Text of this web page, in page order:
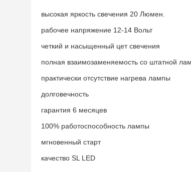
высокая яркость свечения 20 Люмен.
рабочее напряжение 12-14 Вольт
четкий и насыщенный цет свечения
полная взаимозаменяемость со штатной
практически отсутствие нагрева лампы
долговечность
гарантия 6 месяцев
100% работоспособность лампы
мгновенный старт
качество SL LED